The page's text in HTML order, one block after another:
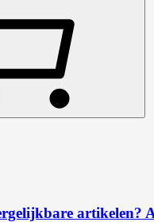
artikelen?